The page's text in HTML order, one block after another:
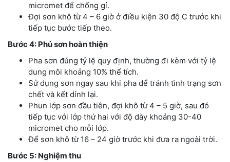
micromet để chống gỉ.
Đợi sơn khô từ 4 – 6 giờ ở điều kiện 30 độ C trước khi
tiếp tục bước tiếp theo.
Bước 4: Phủ sơn hoàn thiện
Pha sơn đúng tỷ lệ quy định, thường đi kèm với tỷ lệ
dung môi khoảng 10% thể tích.
Sử dụng sơn ngay sau khi pha để tránh tình trạng sơn
chết và kết dính lại.
Phun lớp sơn đầu tiên, đợi khô từ 4 – 5 giờ, sau đó
tiếp tục với lớp thứ hai với độ dày khoảng 30-40
micromet cho mỗi lớp.
Để sơn khô từ 16 – 24 giờ trước khi đưa ra ngoài trời.
Bước 5: Nghiệm thu